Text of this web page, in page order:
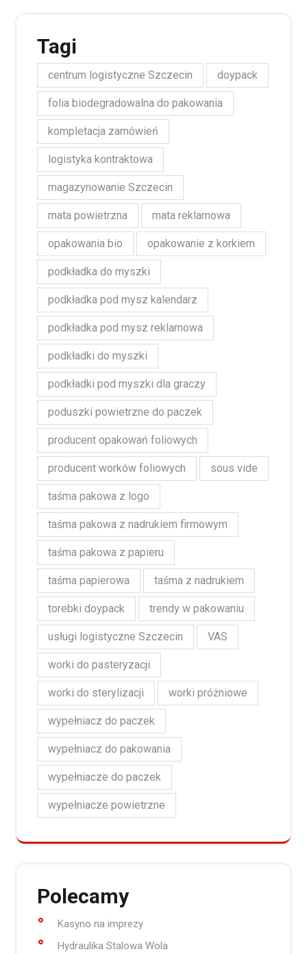
Tagi
centrum logistyczne Szczecin doypack
folia biodegradowalna do pakowania
kompletacja zamówień
logistyka kontraktowa
magazynowanie Szczecin
mata powietrzna mata reklamowa
opakowania bio opakowanie z korkiem
podkładka do myszki
podkładka pod mysz kalendarz
podkładka pod mysz reklamowa
podkładki do myszki
podkładki pod myszki dla graczy
poduszki powietrzne do paczek
producent opakowań foliowych
producent worków foliowych sous vide
taśma pakowa z logo
taśma pakowa z nadrukiem firmowym
taśma pakowa z papieru
taśma papierowa taśma z nadrukiem
torebki doypack trendy w pakowaniu
usługi logistyczne Szczecin VAS
worki do pasteryzacji
worki do sterylizacji worki próżniowe
wypełniacz do paczek
wypełniacz do pakowania
wypełniacze do paczek
wypełniacze powietrzne
Polecamy
Kasyno na imprezy
Hydraulika Stalowa Wola